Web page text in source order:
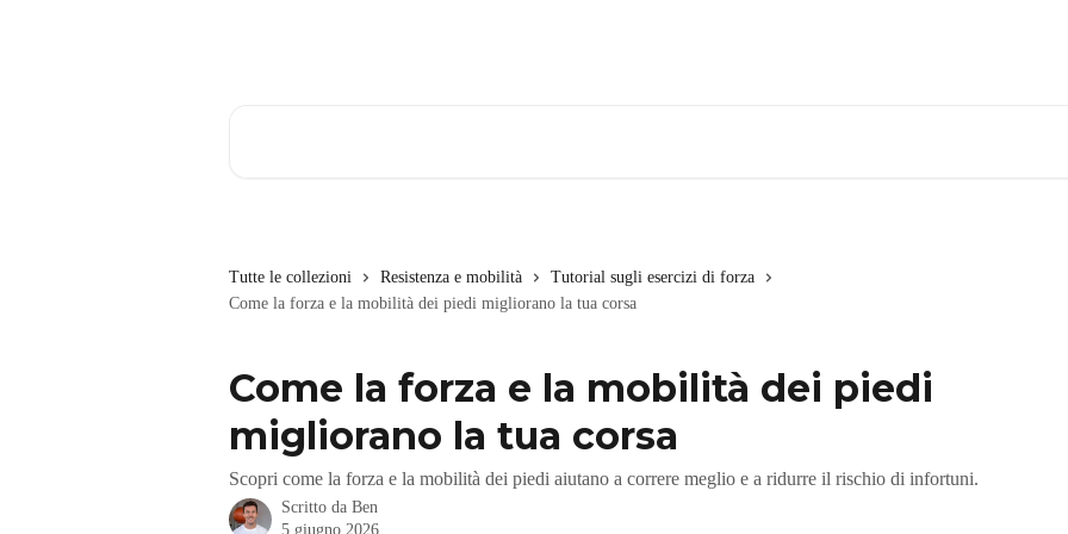
Tutte le collezioni Resistenza e mobilità
Tutorial sugli esercizi di forza
Come la forza e la mobilità dei piedi migliorano la tua corsa
Come la forza e la mobilità dei piedi
migliorano la tua corsa
Scopri come la forza e la mobilità dei piedi aiutano a correre meglio e a ridurre il rischio di infortuni.
Scritto da Ben
5 giugno 2026